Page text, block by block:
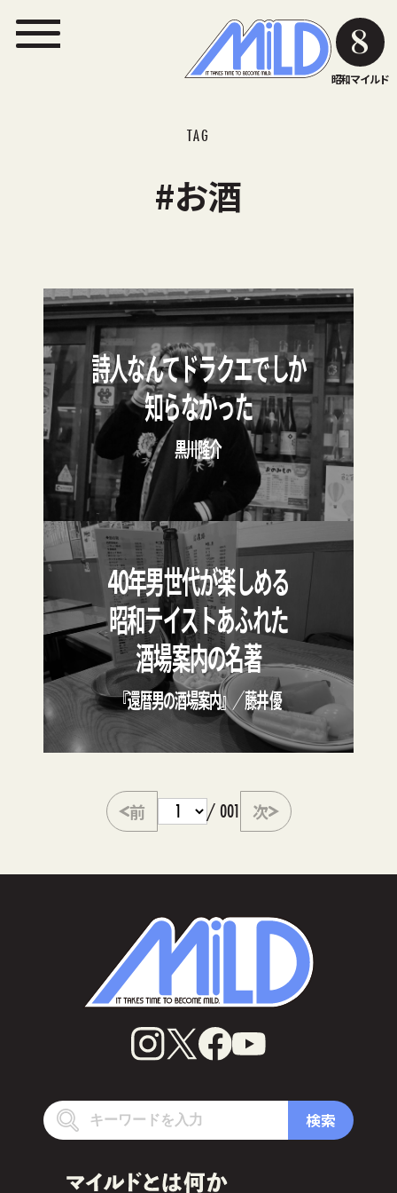
8
昭和マイルド
TAG
#お酒
詩人なんてドラクエでしか
知らなかった
――黒川隆介
40年男世代が楽しめる
昭和テイストあふれた
酒場案内の名著
『還暦男の酒場案内』／藤井 優
前 / 001 次
検索